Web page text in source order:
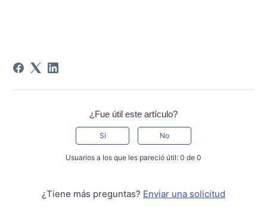
¿Fue útil este artículo?
Sí No
Usuarios a los que les pareció útil: 0 de 0
¿Tiene más preguntas? Enviar una solicitud